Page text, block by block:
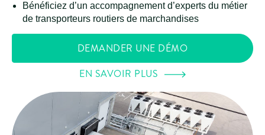
Bénéficiez d’un accompagnement d’experts du métier
de transporteurs routiers de marchandises
DEMANDER UNE DÉMO
EN SAVOIR PLUS